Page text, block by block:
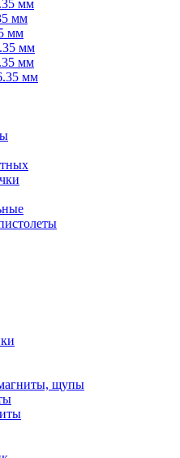
мм
мм
мм
мм
мм
мм
щупы